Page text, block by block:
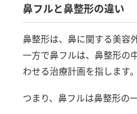
鼻フルと鼻整形の違い
鼻整形は、鼻に関する美容
一方で鼻フルは、鼻整形の
わせる治療計画を指します。
つまり、鼻フルは鼻整形の